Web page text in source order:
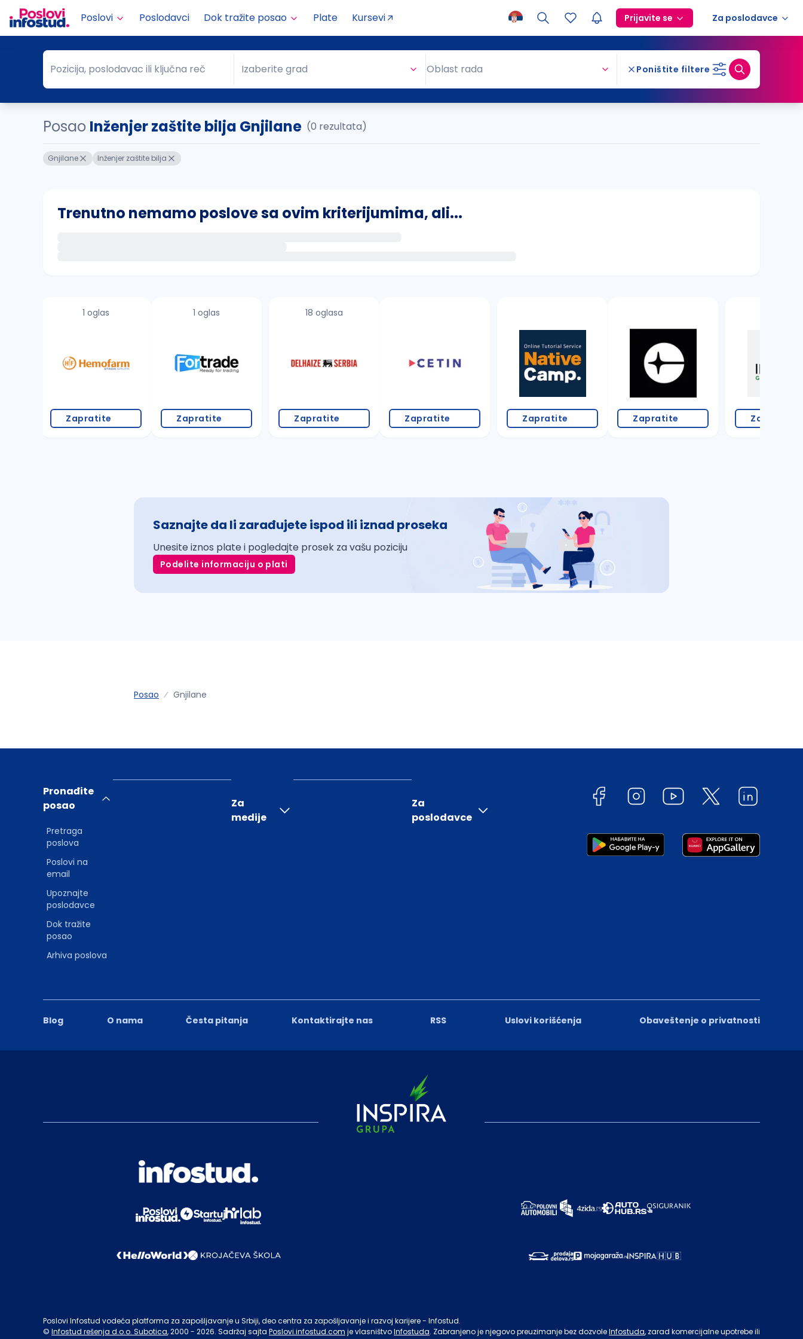
Poslovi Poslodavci Dok tražite posao Plate Kursevi Prijavite se Za poslodavce
Pozicija, poslodavac ili ključna reč
Pozicija, poslodavac ili ključna reč Grad
Izaberite grad Oblast rada Poništite filtere
Posao Inženjer zaštite bilja Gnjilane (0 rezultata)
Gnjilane Inženjer zaštite bilja
Trenutno nemamo poslove sa ovim kriterijumima, ali...
proverite pravopisne greške (koristite č, ć, š, đ, ž, dž)
povećajte radijus za odabrani grad
1 oglas
Zapratite
1 oglas
Zapratite
18 oglasa
Zapratite Zapratite Zapratite Zapratite Zapratite
Saznajte da li zarađujete ispod ili iznad proseka
Unesite iznos plate i pogledajte prosek za vašu poziciju
Podelite informaciju o plati
Posao Gnjilane
Blog O nama Česta pitanja Kontaktirajte nas RSS Uslovi korišćenja Obaveštenje o privatnosti
Pronađite
posao
Pretraga
poslova
Poslovi na
email
Upoznajte
poslodavce
Dok tražite
posao
Arhiva poslova
Za
medije
Za
poslodavce
Poslovi Infostud vodeća platforma za zapošljavanje u Srbiji, deo centra za zapošljavanje i razvoj karijere - Infostud.
© Infostud rešenja d.o.o. Subotica, 2000 - 2026. Sadržaj sajta Poslovi.infostud.com je vlasništvoInfostuda. Zabranjeno je njegovo preuzimanje bez dozvoleInfostuda, zarad komercijalne upotrebe ili